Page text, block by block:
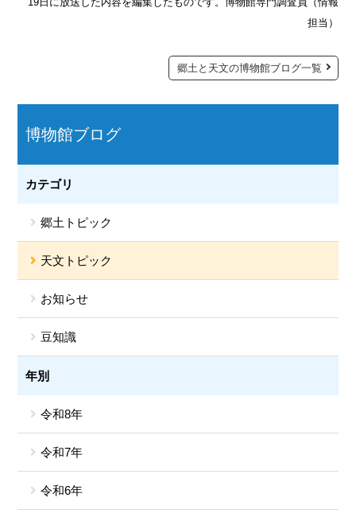
博物館ブログ
カテゴリ
郷土トピック
天文トピック
お知らせ
豆知識
年別
令和8年
令和7年
令和6年
担当）
郷土と天文の博物館ブログ一覧